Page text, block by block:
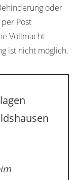
oder
Post
Vollmacht
ist nicht möglich.